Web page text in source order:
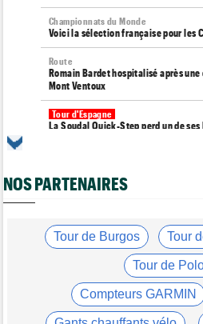
Championnats du Monde
Voici la sélection française pour les
Route
Romain Bardet hospitalisé après
Mont Ventoux
Tour d'Espagne
La Soudal Quick-Step perd un de
Le parcours de la 20e étape est
Tour de France Femmes
Tadej Pogacar joue les supporters
Tour de Pologne
Louis Barré : "J'étais déterminé à
NOS PARTENAIRES
Tour de Burgos Tour
Tour de
Compteurs GARMIN